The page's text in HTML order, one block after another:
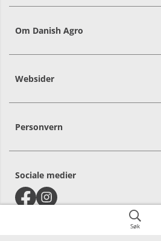
Søk
Om Danish Agro
Websider
Personvern
Sociale medier